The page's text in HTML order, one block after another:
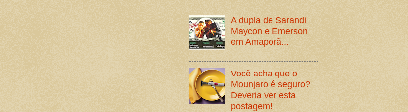
A dupla de Sarandi
Maycon e Emerson
em Amaporã...
Você acha que o
Mounjaro é seguro?
Deveria ver esta
postagem!